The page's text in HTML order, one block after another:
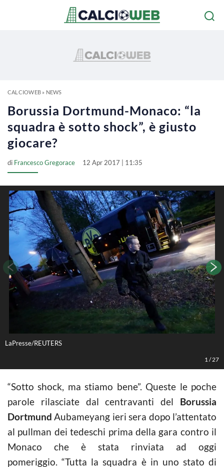
CALCIOWEB» NEWS
Borussia Dortmund-Monaco: “la
squadra è sotto shock”, è giusto
giocare?
di Francesco Gregorace 12 Apr 2017 | 11:35
LaPresse/REUTERS
1 /27
“Sotto shock, ma stiamo bene”. Queste le poche
parole rilasciate dal centravanti del Borussia
Dortmund Aubameyang ieri sera dopo l’attentato
al pullman dei tedeschi prima della gara contro il
Monaco che è stata rinviata ad oggi
pomeriggio. “Tutta la squadra è in uno stato di